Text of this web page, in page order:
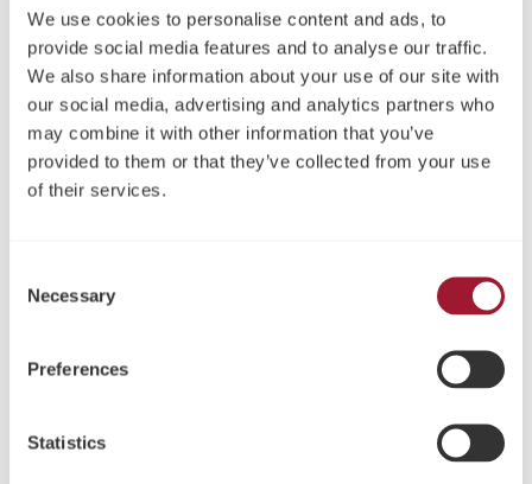
We use cookies to personalise content and ads, to
provide social media features and to analyse our traffic.
We also share information about your use of our site with
our social media, advertising and analytics partners who
may combine it with other information that you’ve
provided to them or that they’ve collected from your use
of their services.
Selection
Necessary
Preferences
Statistics
NeoGen® Collagen
Membranen
NeoGen® Nicht verstärkte
PTFE Membranen
PTFE Membranen